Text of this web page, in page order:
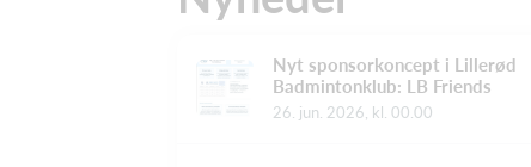
Nyt sponsorkoncept i Lillerød
Badmintonklub: LB Friends
26. jun. 2026, kl. 00.00